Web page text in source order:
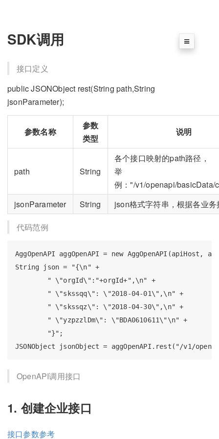
SDK调用
接口定义
public JSONObject rest(String path,String
jsonParameter);
参数名称
参数
类型
说明
path String
各个接口映射的path路径，
举
例："/v1/openapi/basicData/
jsonParameter
String json格式字符串，根据各业
代码范例
AggOpenAPI aggOpenAPI = new AggOpenAPI(apiHost,
String json = "{\n" +
        " \"orgId\":"+orgId+",\n" +
        " \"skssqq\": \"2018-04-01\",\n" +
        " \"skssqz\": \"2018-04-30\",\n" +
        " \"yzpzzlDm\": \"BDA0610611\"\n" +
        "}";
OpenAPI调用接口
1. 创建企业接口
接口参数参考